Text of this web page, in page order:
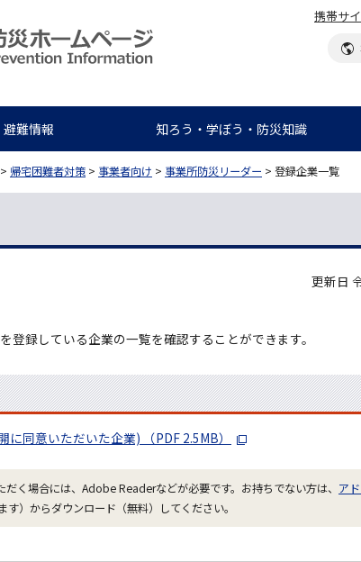
携帯サ
避難情報 知ろう・学ぼう・防災知識
> 帰宅困難者対策 > 事業者向け > 事業所防災リーダー > 登録企業一覧
更新日
登録している企業の一覧を確認することができます。
に同意いただいた企業) （PDF 2.5MB）
だく場合には、Adobe Readerなどが必要です。お持ちでない方は、 ア
す）からダウンロード（無料）してください。